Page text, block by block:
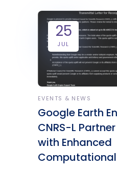
25
JUL
EVENTS & NEWS
Google Earth
CNRS-L
with Enhanced